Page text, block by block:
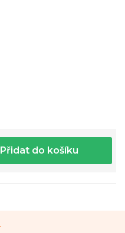
Přidat do košíku